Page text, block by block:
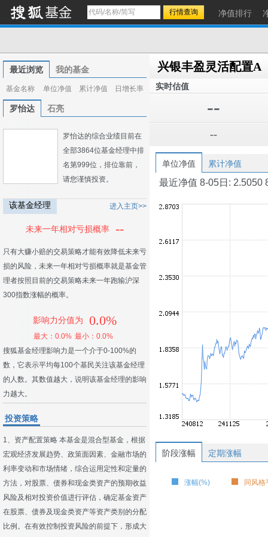
净值排行
最近浏览 我的基金
基金名称 单位净值 累计净值 日增长率
罗怡达 石亮
罗怡达的综合业绩目前在
全部3864位基金经理中排
名第999位，排位靠前，
请您谨慎投资。
该基金经理 进入主页>>
未来一年相对亏损概率 --
只有大赚小赔的交易策略才能有效降低未来亏
损的风险，未来一年相对亏损概率就是基金管
理者按照目前的交易策略未来一年跑输沪深
300指数涨幅的概率。
影响力分值为 0.0%
最大：0.0% 最小：0.0%
搜狐基金经理影响力是一个介于0-100%的
数，它表示平均每100个基民关注该基金经理
的人数。其数值越大，说明该基金经理的影响
力越大。
投资策略
1、资产配置策略 本基金是混合型基金，根据
宏观经济发展趋势、政策面因素、金融市场的
利率变动和市场情绪，综合运用定性和定量的
方法，对股票、债券和现金类资产的预期收益
风险及相对投资价值进行评估，确定基金资产
在股票、债券及现金类资产等资产类别的分配
比例。在有效控制投资风险的前提下，形成大
兴银丰盈灵活配置A
实时估值
--
--
单位净值 累计净值
最近净值 8-05日: 2.5050
阶段涨幅 定期涨幅
涨幅(%) 同风格